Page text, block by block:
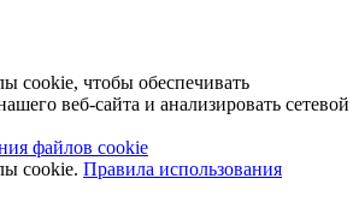
cookie, чтобы обеспечивать
веб-сайта и анализировать сетевой
файлов cookie
cookie. Правила использования